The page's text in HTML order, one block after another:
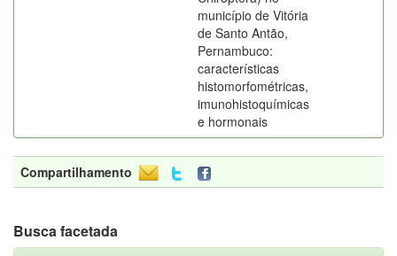
município de Vitória
de Santo Antão,
Pernambuco:
características
histomorfométricas,
imunohistoquímicas
e hormonais
Compartilhamento
Busca facetada